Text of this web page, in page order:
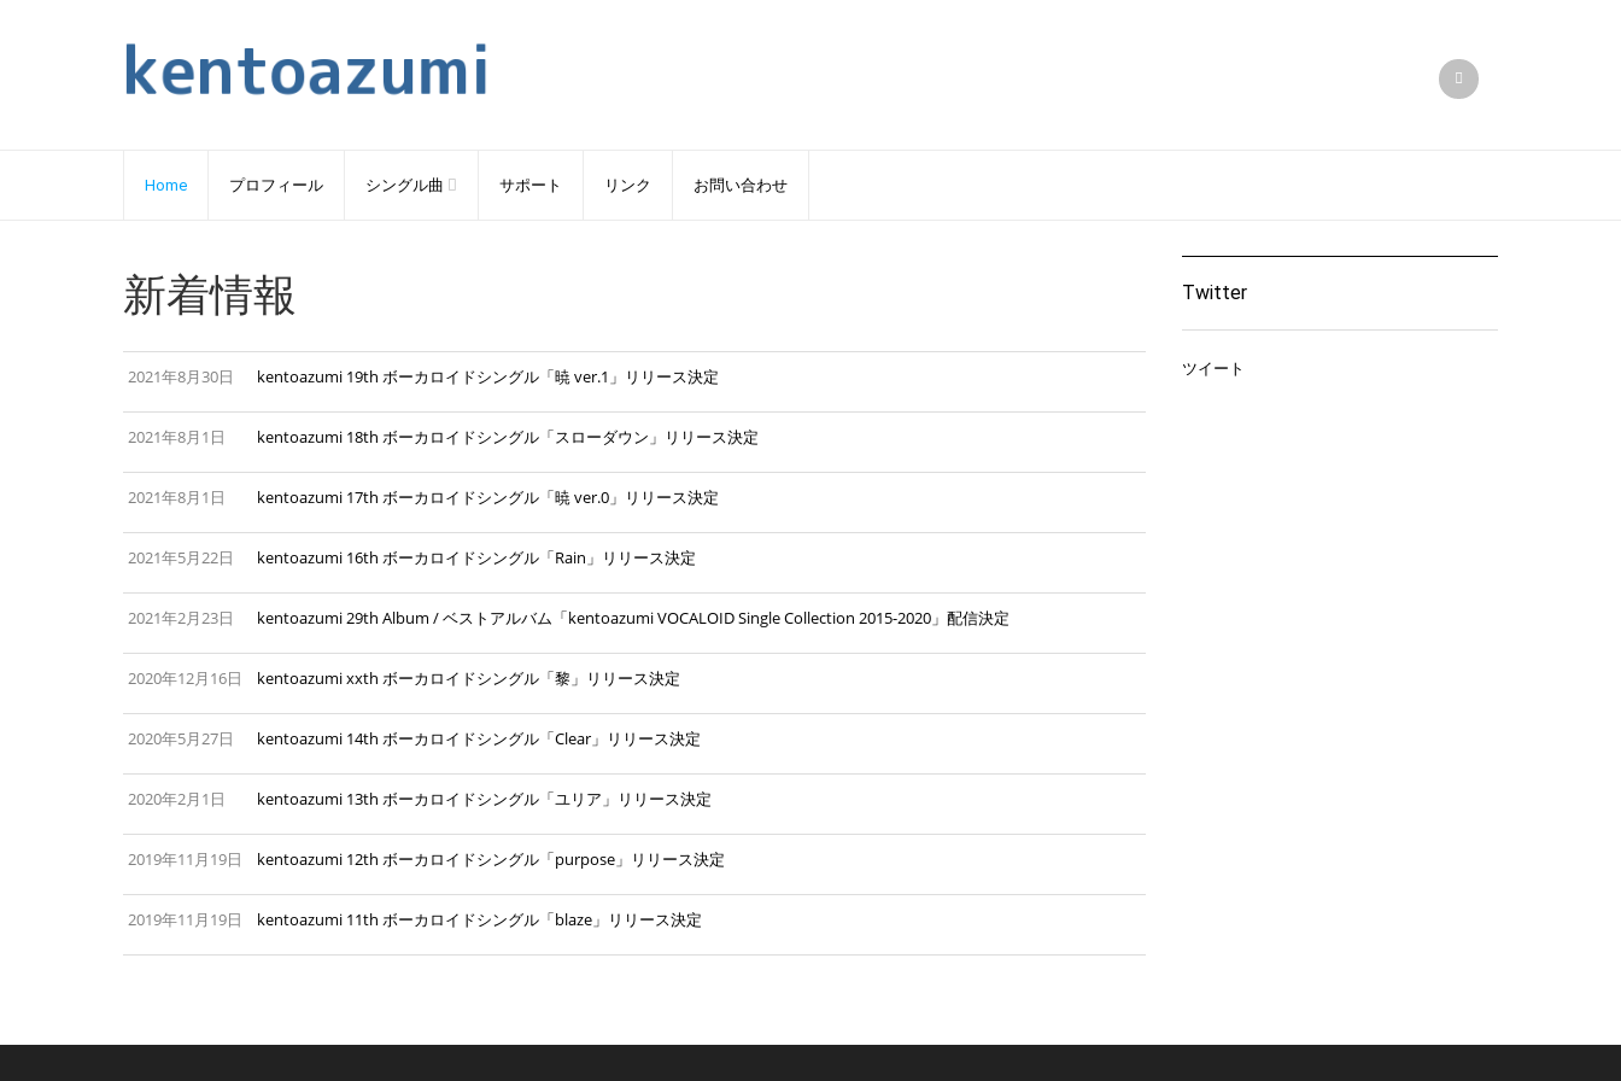
Home プロフィール シングル曲 サポート リンク お問い合わせ
新着情報
2021年8月30日 kentoazumi 19th ボーカロイドシングル「暁 ver.1」リリース決定
2021年8月1日 kentoazumi 18th ボーカロイドシングル「スローダウン」リリース決定
2021年8月1日 kentoazumi 17th ボーカロイドシングル「暁 ver.0」リリース決定
2021年5月22日 kentoazumi 16th ボーカロイドシングル「Rain」リリース決定
2021年2月23日 kentoazumi 29th Album / ベストアルバム「kentoazumi VOCALOID Single Collection 2015-2020」配信決定
2020年12月16日 kentoazumi xxth ボーカロイドシングル「黎」リリース決定
2020年5月27日 kentoazumi 14th ボーカロイドシングル「Clear」リリース決定
2020年2月1日 kentoazumi 13th ボーカロイドシングル「ユリア」リリース決定
2019年11月19日 kentoazumi 12th ボーカロイドシングル「purpose」リリース決定
2019年11月19日 kentoazumi 11th ボーカロイドシングル「blaze」リリース決定
Twitter
ツイート